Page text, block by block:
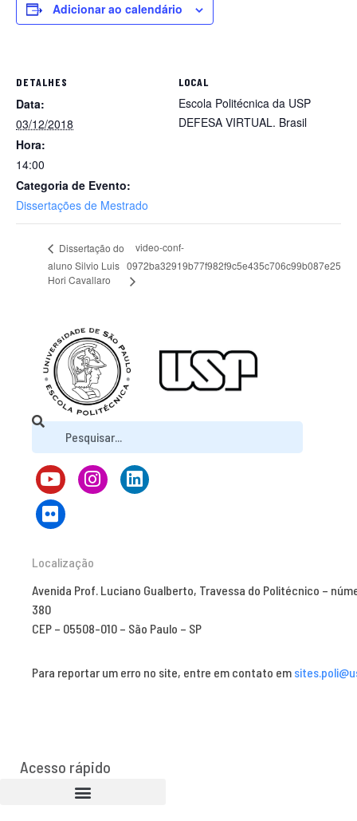
Adicionar ao calendário
DETALHES
Data:
03/12/2018
Hora:
14:00
Categoria de Evento:
Dissertações de Mestrado
LOCAL
Escola Politécnica da USP
DEFESA VIRTUAL. Brasil
Dissertação do
aluno Silvio Luis
Hori Cavallaro
video-conf-
0972ba32919b77f982f9c5e435c706c99b087e25
Localização
Avenida Prof. Luciano Gualberto, Travessa do Politécnico –
380
CEP – 05508-010 – São Paulo – SP
Para reportar um erro no site, entre em contato em
Acesso rápido